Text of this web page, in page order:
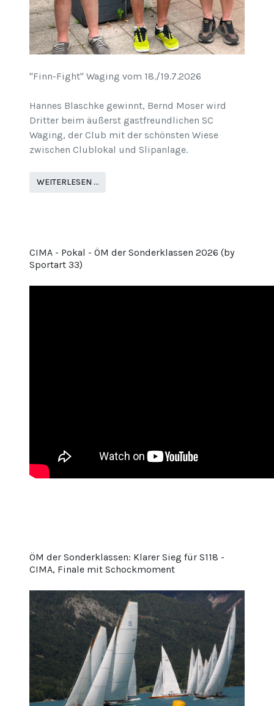
"Finn-Fight" Waging vom 18./19.7.2026
Hannes Blaschke gewinnt, Bernd Moser wird
Dritter beim äußerst gastfreundlichen SC
Waging, der Club mit der schönsten Wiese
zwischen Clublokal und Slipanlage.
WEITERLESEN …
CIMA - Pokal - ÖM der Sonderklassen 2026 (by
Sportart 33)
ÖM der Sonderklassen: Klarer Sieg für S118 -
CIMA, Finale mit Schockmoment